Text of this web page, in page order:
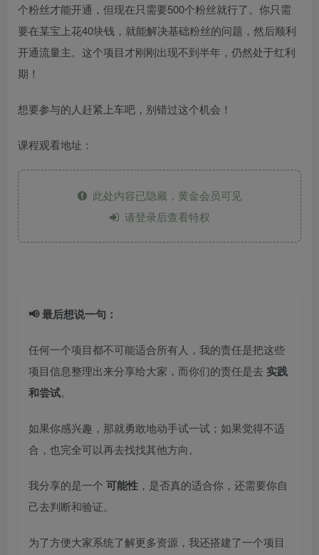
个粉丝才能开通，但现在只需要500个粉丝就行了。你只需
要在某宝上花40块钱，就能解决基础粉丝的问题，然后顺利
开通流量主。这个项目才刚刚出现不到半年，仍然处于红利
期！
想要参与的人赶紧上车吧，别错过这个机会！
课程观看地址：
此处内容已隐藏，黄金会员可见
请登录后查看特权
📢 最后想说一句：
任何一个项目都不可能适合所有人，我的责任是把这些
项目信息整理出来分享给大家，而你们的责任是去 实践
和尝试。
如果你感兴趣，那就勇敢地动手试一试；如果觉得不适
合，也完全可以再去找找其他方向。
我分享的是一个 可能性 ，是否真的适合你，还需要你自
己去判断和验证。
为了方便大家系统了解更多资源，我还搭建了一个项目